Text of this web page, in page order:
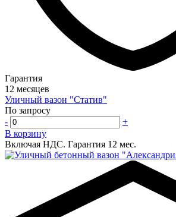
Гарантия
12 месяцев
Уличный вазон "Статив"
По запросу
-
+
В корзину
Включая НДС. Гарантия 12 мес.